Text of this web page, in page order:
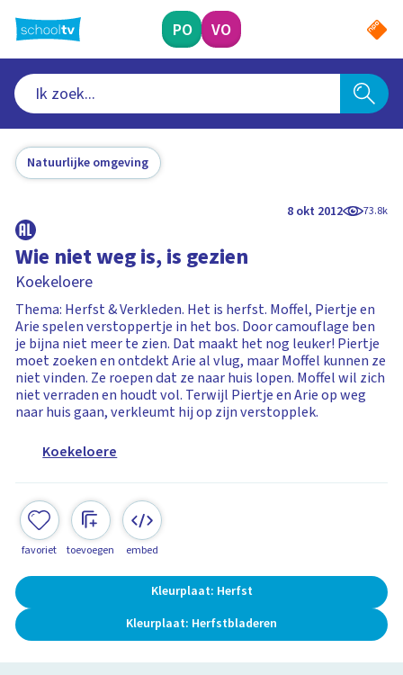
naar
hoofdinhoud
PO VO
Natuurlijke omgeving
8 okt 2012 73.8k
Wie niet weg is, is gezien
Koekeloere
Thema: Herfst & Verkleden. Het is herfst. Moffel, Piertje en
Arie spelen verstoppertje in het bos. Door camouflage ben
je bijna niet meer te zien. Dat maakt het nog leuker! Piertje
moet zoeken en ontdekt Arie al vlug, maar Moffel kunnen ze
niet vinden. Ze roepen dat ze naar huis lopen. Moffel wil zich
niet verraden en houdt vol. Terwijl Piertje en Arie op weg
naar huis gaan, verkleumt hij op zijn verstopplek.
Koekeloere
favoriet toevoegen embed
Kleurplaat: Herfst
Kleurplaat: Herfstbladeren